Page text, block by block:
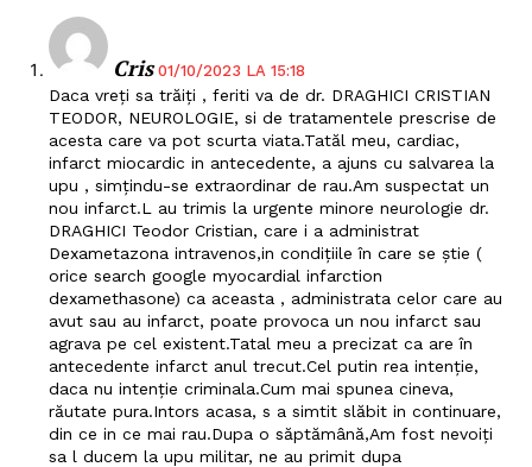
Cris 01/10/2023 LA 15:18
Daca vreți sa trăiți , feriti va de dr. DRAGHICI CRISTIAN
TEODOR, NEUROLOGIE, si de tratamentele prescrise de
acesta care va pot scurta viata.Tatăl meu, cardiac,
infarct miocardic in antecedente, a ajuns cu salvarea la
upu , simțindu-se extraordinar de rau.Am suspectat un
nou infarct.L au trimis la urgente minore neurologie dr.
DRAGHICI Teodor Cristian, care i a administrat
Dexametazona intravenos,in condițiile în care se știe (
orice search google myocardial infarction
dexamethasone) ca aceasta , administrata celor care au
avut sau au infarct, poate provoca un nou infarct sau
agrava pe cel existent.Tatal meu a precizat ca are în
antecedente infarct anul trecut.Cel putin rea intenție,
daca nu intenție criminala.Cum mai spunea cineva,
răutate pura.Intors acasa, s a simtit slăbit in continuare,
din ce in ce mai rau.Dupa o săptămână,Am fost nevoiți
sa l ducem la upu militar, ne au primit dupa